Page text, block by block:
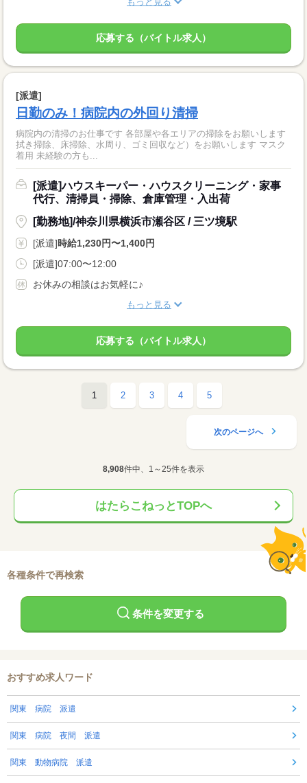
応募する（バイトル求人）
[派遣]
日勤のみ！病院内の外回り清掃
病院内の清掃のお仕事です 各部屋や各エリアの掃除をお願いします
拭き掃除、床掃除、水周り、ゴミ回収など）をお願いします マスク
着用 未経験の方も...
[派遣]ハウスキーパー・ハウスクリーニング・家事
代行、清掃員・掃除、倉庫管理・入出荷
[勤務地]/神奈川県横浜市瀬谷区 / 三ツ境駅
[派遣]時給1,230円〜1,400円
[派遣]07:00〜12:00
お休みの相談はお気軽に♪
もっと見る
応募する（バイトル求人）
1 2 3 4 5
次のページへ
8,908件中、1～25件を表示
はたらこねっとTOPへ
各種条件で再検索
条件を変更する
おすすめ求人ワード
関東 病院 派遣
関東 病院 夜間 派遣
関東 動物病院 派遣